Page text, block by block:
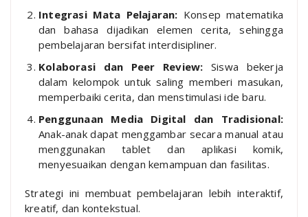
Integrasi Mata Pelajaran: Konsep matematika
dan bahasa dijadikan elemen cerita, sehingga
pembelajaran bersifat interdisipliner.
Kolaborasi dan Peer Review: Siswa bekerja
dalam kelompok untuk saling memberi masukan,
memperbaiki cerita, dan menstimulasi ide baru.
Penggunaan Media Digital dan Tradisional:
Anak-anak dapat menggambar secara manual atau
menggunakan tablet dan aplikasi komik,
menyesuaikan dengan kemampuan dan fasilitas.
Strategi ini membuat pembelajaran lebih interaktif,
kreatif, dan kontekstual.